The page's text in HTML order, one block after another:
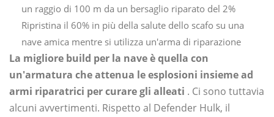
un raggio di 100 m da un bersaglio riparato del 2%
Ripristina il 60% in più della salute dello scafo su una
nave amica mentre si utilizza un'arma di riparazione
La migliore build per la nave è quella con
un'armatura che attenua le esplosioni insieme ad
armi riparatrici per curare gli alleati . Ci sono tuttavia
alcuni avvertimenti. Rispetto al Defender Hulk, il